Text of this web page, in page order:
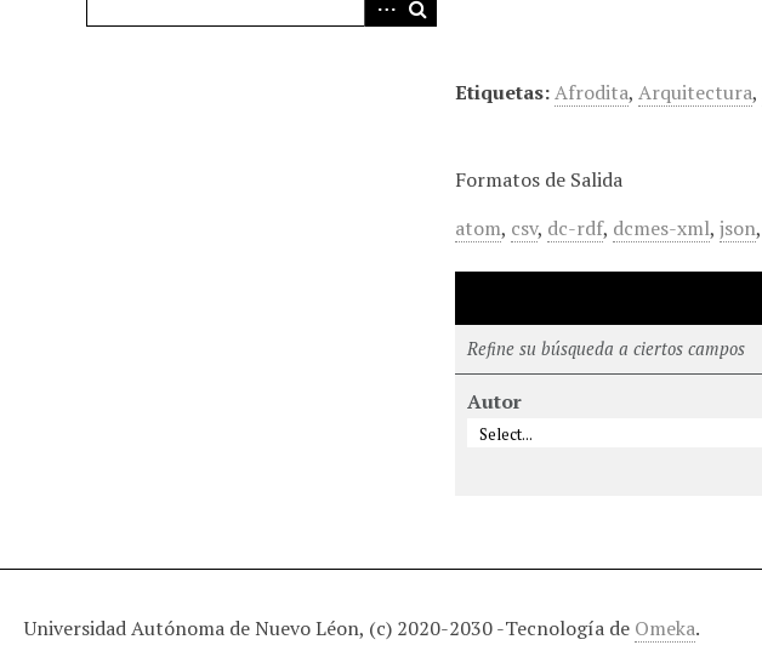
Etiquetas:Afrodita,Arquitectura,
Formatos de Salida
atom, csv, dc-rdf, dcmes-xml,json,
Refine su búsqueda a ciertos campos
Autor
Universidad Autónoma de Nuevo Léon, (c) 2020-2030 -Tecnología de Omeka.